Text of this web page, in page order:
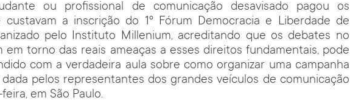
ou profissional de comunicação desavisado pagou os
a inscrição do 1º Fórum Democracia e Liberdade de
pelo Instituto Millenium, acreditando que os debates no
em torno das reais ameaças a esses direitos fundamentais, pode
com a verdadeira aula sobre como organizar uma campanha
pelos representantes dos grandes veículos de comunicação
em São Paulo.